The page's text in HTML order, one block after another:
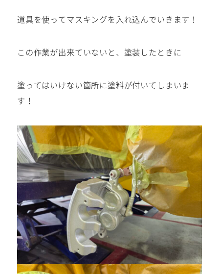
道具を使ってマスキングを入れ込んでいきます！
この作業が出来ていないと、塗装したときに
塗ってはいけない箇所に塗料が付いてしまいま
す！